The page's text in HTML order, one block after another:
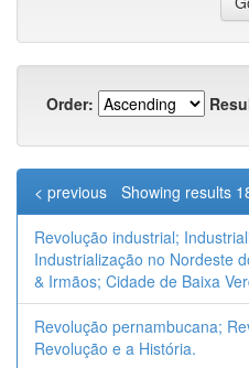
Order:
Showing results
< previous
Revolução industrial;
Industrialização no Nordeste
& Irmãos; Cidade de Baixa
Revolução pernambucana;
Revolução e a História.